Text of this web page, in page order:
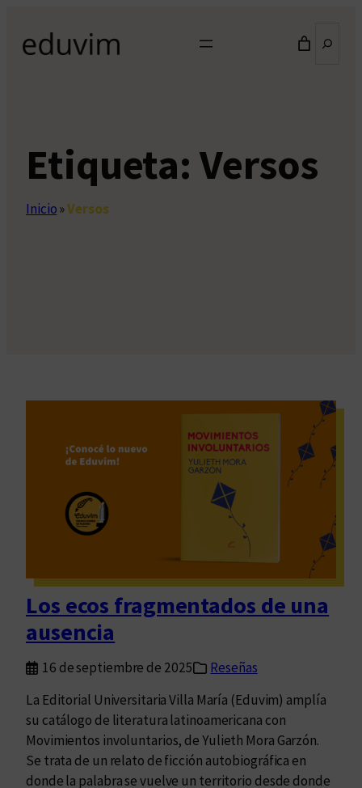
contenido
Etiqueta: Versos
Inicio»Versos
Los ecos fragmentados de una
ausencia
16 de septiembre de 2025
Reseñas
La Editorial Universitaria Villa María (Eduvim) amplía
su catálogo de literatura latinoamericana con
Movimientos involuntarios, de Yulieth Mora Garzón.
Se trata de un relato de ficción autobiográfica en
donde la palabra se vuelve un territorio desde donde